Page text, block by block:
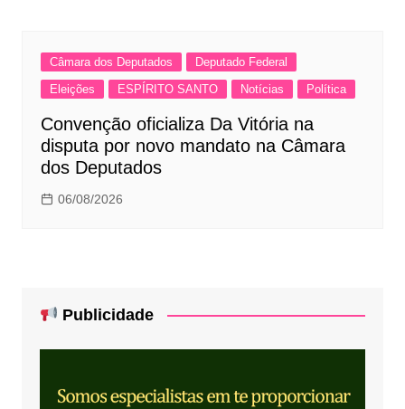
Câmara dos Deputados
Deputado Federal
Eleições
ESPÍRITO SANTO Notícias Política
Convenção oficializa Da Vitória na
disputa por novo mandato na Câmara
dos Deputados
06/08/2026
Publicidade